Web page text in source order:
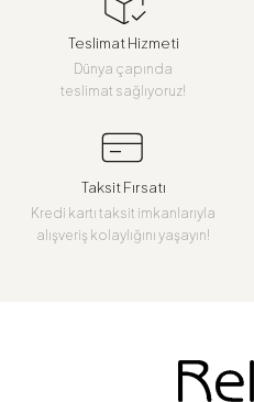
Teslimat Hizmeti
Dünya çapında
teslimat sağlıyoruz!
Taksit Fırsatı
Kredi kartı taksit imkanlarıyla
alışveriş kolaylığını yaşayın!